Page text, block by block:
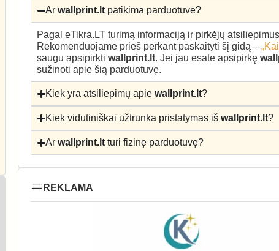
Arwallprint.lt patikima parduotuvė?
Pagal eTikra.LT turimą informaciją ir pirkėjų
Rekomenduojame prieš perkant paskaityti šį gidą –
saugu apsipirkti wallprint.lt. Jei jau esate apsipirkę
sužinoti apie šią parduotuvę.
Kiek yra atsiliepimų apiewallprint.lt?
Kiek vidutiniškai užtrunka pristatymas išwallprint.lt?
Arwallprint.lt turi fizinę parduotuvę?
REKLAMA